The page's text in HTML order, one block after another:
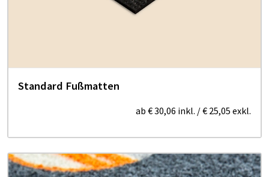
Standard Fußmatten
ab € 30,06 inkl. /€ 25,05 exkl.